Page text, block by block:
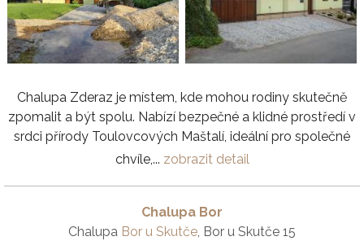
Chalupa Zderaz je místem, kde mohou rodiny skutečně
zpomalit a být spolu. Nabízí bezpečné a klidné prostředí v
srdci přírody Toulovcových Maštalí, ideální pro společné
chvíle,... zobrazit detail
Chalupa Bor
Chalupa Bor u Skutče, Bor u Skutče 15